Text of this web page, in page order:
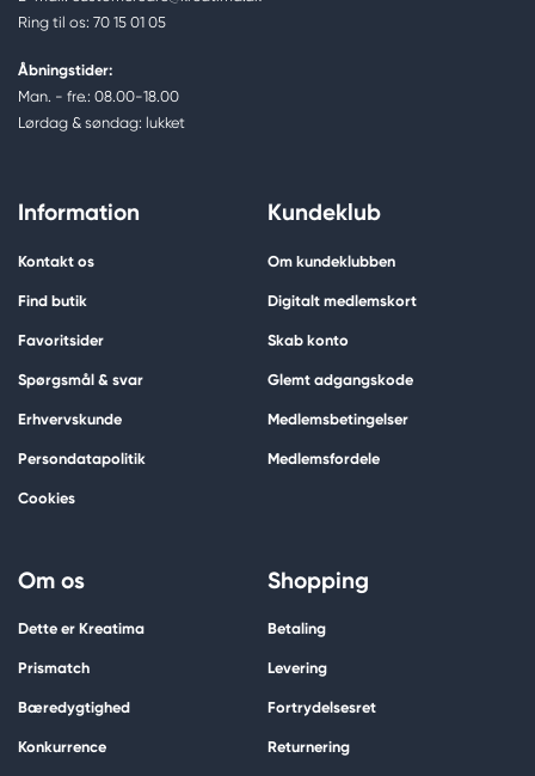
Ring til os: 70 15 01 05
Åbningstider:
Man. - fre.: 08.00-18.00
Lørdag & søndag: lukket
Information
Kontakt os
Find butik
Favoritsider
Spørgsmål & svar
Erhvervskunde
Persondatapolitik
Cookies
Kundeklub
Om kundeklubben
Digitalt medlemskort
Skab konto
Glemt adgangskode
Medlemsbetingelser
Medlemsfordele
Om os
Dette er Kreatima
Prismatch
Bæredygtighed
Konkurrence
Shopping
Betaling
Levering
Fortrydelsesret
Returnering